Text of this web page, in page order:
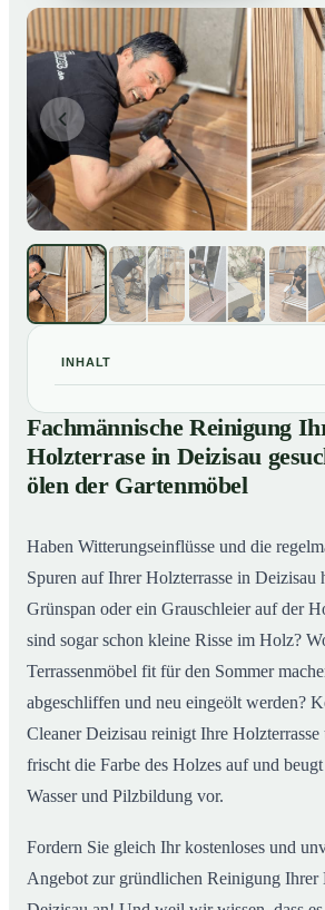
INHALT
01 Fachmännische Reinigung Ihrer
Deizisau gesucht: Pflege und ölen der
So reinigen unsere Profis
Fachmännische Reinigung
Holzterrase in Deizisau
ölen der Gartenmöbel
Haben Witterungseinflüsse und die
Spuren auf Ihrer Holzterrasse in Deizisau
Grünspan oder ein Grauschleier auf der
sind sogar schon kleine Risse im Holz?
Terrassenmöbel fit für den Sommer
abgeschliffen und neu eingeölt werden?
Cleaner Deizisau reinigt Ihre Holzterrasse
frischt die Farbe des Holzes auf und
Wasser und Pilzbildung vor.
Fordern Sie gleich Ihr kostenloses und
Angebot zur gründlichen Reinigung Ihrer